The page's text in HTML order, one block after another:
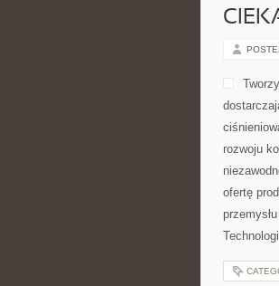
rozwoju
ofertę